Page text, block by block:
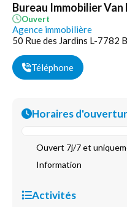
Bureau Immobilier
Ouvert
Agence immobilière
50 Rue des Jardins L-7782
Téléphone
Horaires
Ouvert 7j/7 et
Information
Activités